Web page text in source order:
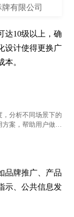
有限公司
达10级以上，确
设计使得更换广
。
分析不同场景下的
案，帮助用户做出
品牌推广、产品
示、公共信息发